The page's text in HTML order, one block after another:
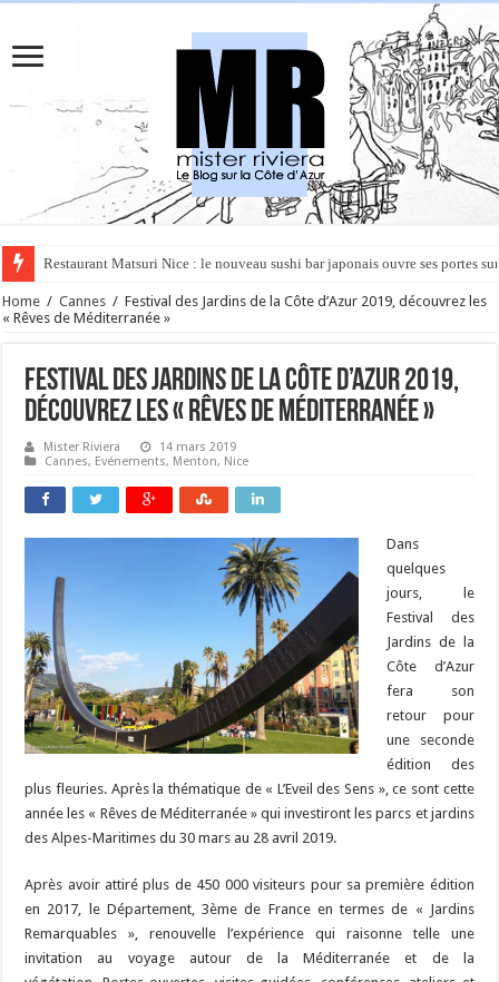
Rüya à Cannes : le restaurant éphémère de l’Hôtel Carlton pour un
Home / Cannes / Festival des Jardins de la Côte d’Azur 2019, découvrez les
« Rêves de Méditerranée »
Festival des Jardins de la Côte d’Azur 2019,
découvrez les « Rêves de Méditerranée »
Mister Riviera
14 mars 2019
Cannes, Evénements, Menton, Nice
Dans
quelques
jours, le
Festival des
Jardins de la
Côte d’Azur
fera son
retour pour
une seconde
édition des
plus fleuries. Après la thématique de « L’Eveil des Sens », ce sont cette
année les « Rêves de Méditerranée » qui investiront les parcs et jardins
des Alpes-Maritimes du 30 mars au 28 avril 2019.
Après avoir attiré plus de 450 000 visiteurs pour sa première édition
en 2017,
le Département, 3ème de France en termes de « Jardins
Remarquables », renouvelle l’expérience qui raisonne telle une
invitation au voyage autour de la Méditerranée et de la